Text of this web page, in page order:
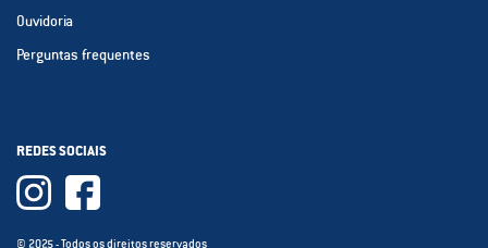
Ouvidoria
Perguntas frequentes
REDES SOCIAIS
© 2025 - Todos os direitos reservados